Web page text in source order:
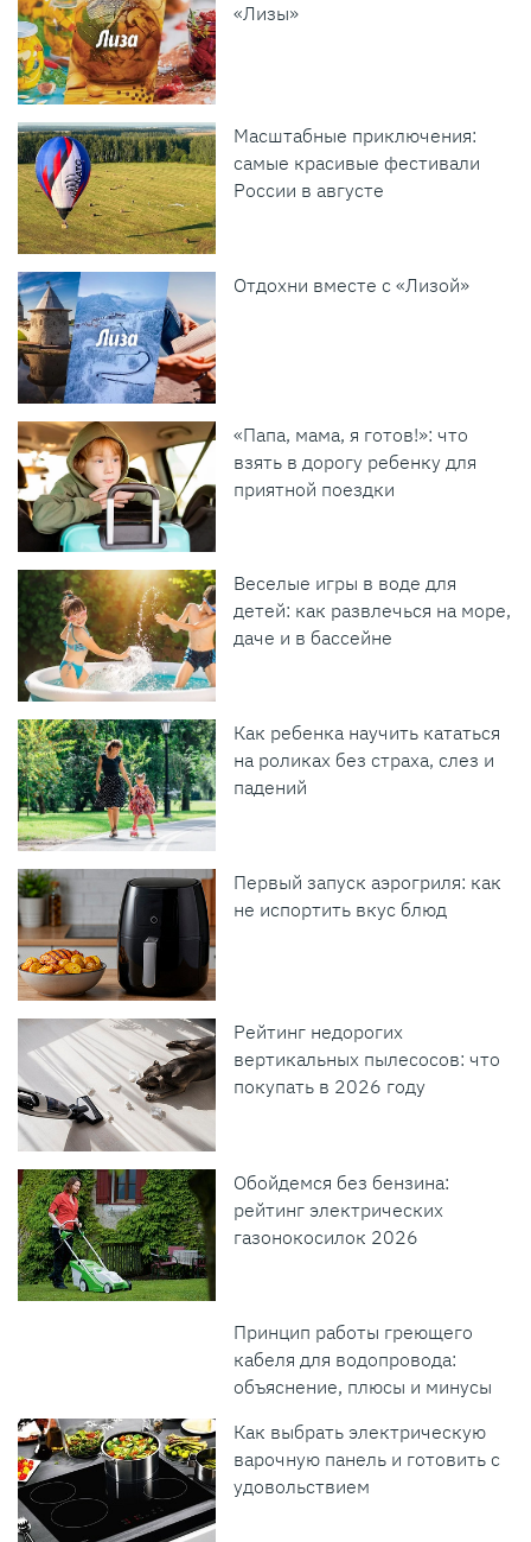
«Лизы»
Масштабные приключения:
самые красивые фестивали
России в августе
Отдохни вместе с «Лизой»
«Папа, мама, я готов!»: что
взять в дорогу ребенку для
приятной поездки
Веселые игры в воде для
детей: как развлечься на море,
даче и в бассейне
Как ребенка научить кататься
на роликах без страха, слез и
падений
Первый запуск аэрогриля: как
не испортить вкус блюд
Рейтинг недорогих
вертикальных пылесосов: что
покупать в 2026 году
Обойдемся без бензина:
рейтинг электрических
газонокосилок 2026
Принцип работы греющего
кабеля для водопровода:
объяснение, плюсы и минусы
Как выбрать электрическую
варочную панель и готовить с
удовольствием